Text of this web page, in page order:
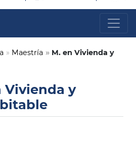
» Maestría » M. en Vivienda y
Vivienda y